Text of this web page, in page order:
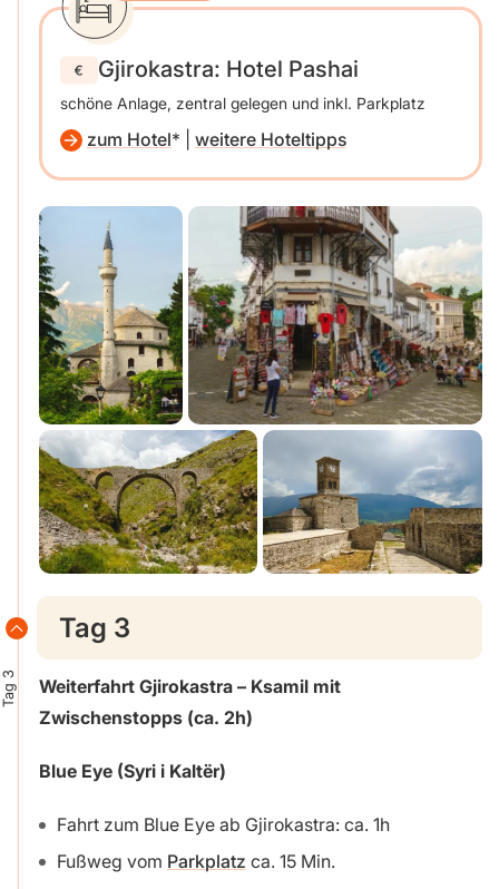
Gjirokastra: Hotel Pashai
schöne Anlage, zentral gelegen und inkl. Parkplatz
zum Hotel weitere Hoteltipps
Tag 3
Tag 3
Weiterfahrt Gjirokastra – Ksamil mit
Zwischenstopps (ca. 2h)
Blue Eye (Syri i Kaltër)
Fahrt zum Blue Eye ab Gjirokastra: ca. 1h
Fußweg vom Parkplatz ca. 15 Min.